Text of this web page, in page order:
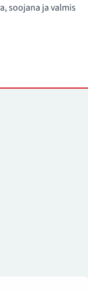
soojana ja valmis